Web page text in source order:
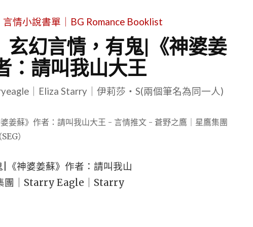
情小說書單｜BG Romance Booklist
玄幻言情，有鬼|《神婆姜
：請叫我山大王
｜Eliza Starry｜伊莉莎・S(兩個筆名為同一人)